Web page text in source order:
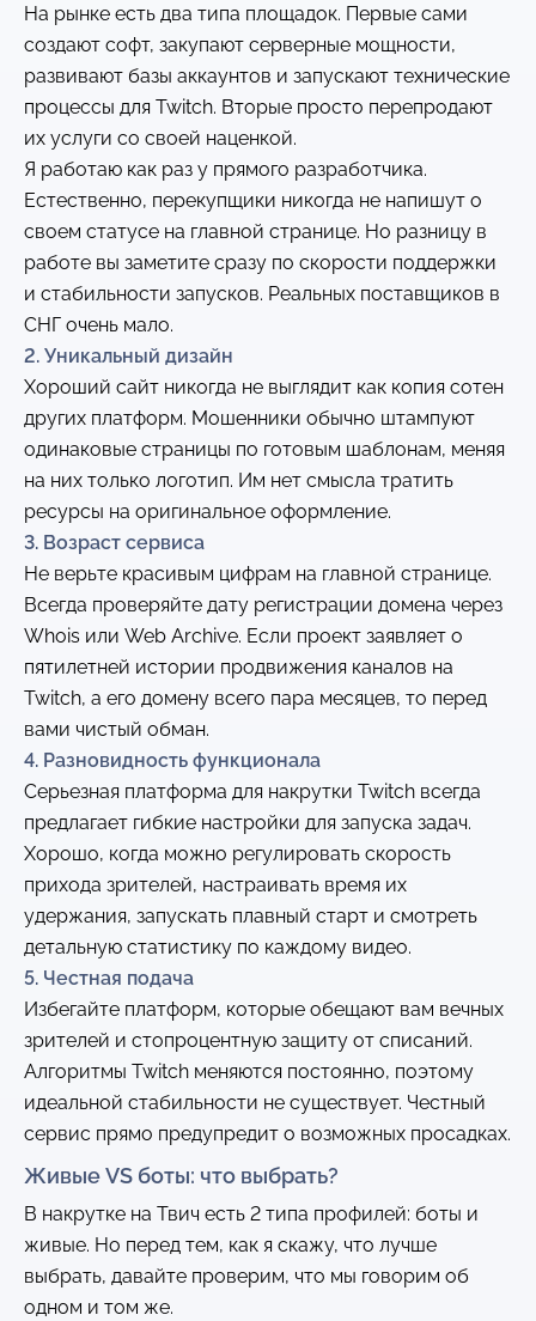
На рынке есть два типа площадок. Первые сами
создают софт, закупают серверные мощности,
развивают базы аккаунтов и запускают технические
процессы для Twitch. Вторые просто перепродают
их услуги со своей наценкой.
Я работаю как раз у прямого разработчика.
Естественно, перекупщики никогда не напишут о
своем статусе на главной странице. Но разницу в
работе вы заметите сразу по скорости поддержки
и стабильности запусков. Реальных поставщиков в
СНГ очень мало.
2. Уникальный дизайн
Хороший сайт никогда не выглядит как копия сотен
других платформ. Мошенники обычно штампуют
одинаковые страницы по готовым шаблонам, меняя
на них только логотип. Им нет смысла тратить
ресурсы на оригинальное оформление.
3. Возраст сервиса
Не верьте красивым цифрам на главной странице.
Всегда проверяйте дату регистрации домена через
Whois или Web Archive. Если проект заявляет о
пятилетней истории продвижения каналов на
Twitch, а его домену всего пара месяцев, то перед
вами чистый обман.
4. Разновидность функционала
Серьезная платформа для накрутки Twitch всегда
предлагает гибкие настройки для запуска задач.
Хорошо, когда можно регулировать скорость
прихода зрителей, настраивать время их
удержания, запускать плавный старт и смотреть
детальную статистику по каждому видео.
5. Честная подача
Избегайте платформ, которые обещают вам вечных
зрителей и стопроцентную защиту от списаний.
Алгоритмы Twitch меняются постоянно, поэтому
идеальной стабильности не существует. Честный
сервис прямо предупредит о возможных просадках.
Живые VS боты: что выбрать?
В накрутке на Твич есть 2 типа профилей: боты и
живые. Но перед тем, как я скажу, что лучше
выбрать, давайте проверим, что мы говорим об
одном и том же.